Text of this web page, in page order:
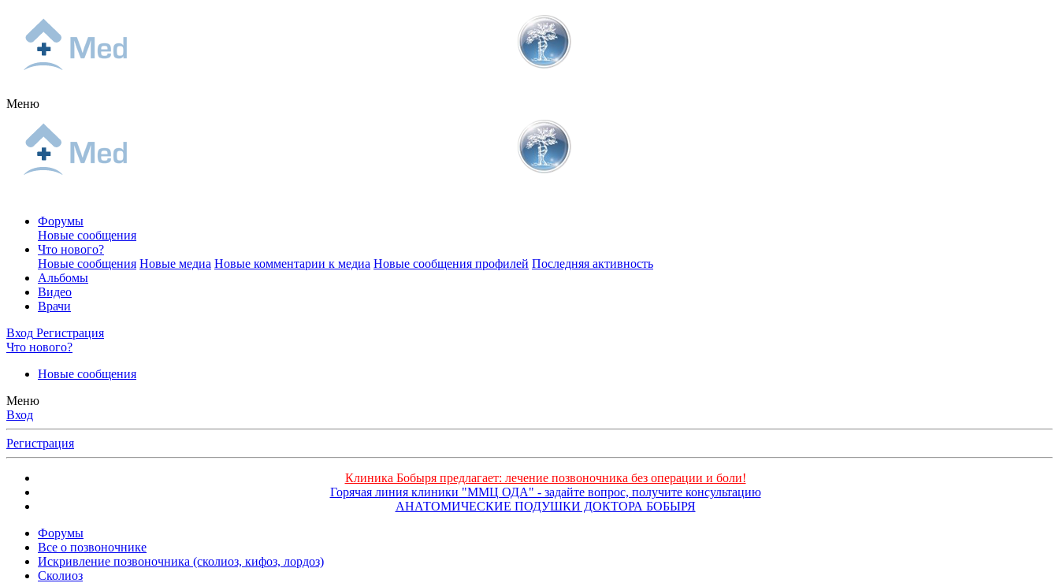
Меню
Форумы
Новые сообщения
Что нового?
Новые сообщения Новые медиа Новые комментарии к медиа Новые сообщения профилей Последняя активность
Альбомы
Видео
Врачи
Вход Регистрация
Что нового?
Новые сообщения
Меню
Вход
Регистрация
Клиника Бобыря предлагает: лечение позвоночника без операции и боли!
Горячая линия клиники "ММЦ ОДА" - задайте вопрос, получите консультацию
АНАТОМИЧЕСКИЕ ПОДУШКИ ДОКТОРА БОБЫРЯ
Форумы
Все о позвоночнике
Искривление позвоночника (сколиоз, кифоз, лордоз)
Сколиоз